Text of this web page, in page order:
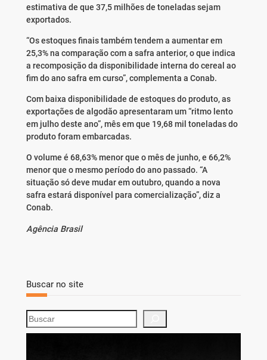
estimativa de que 37,5 milhões de toneladas sejam
exportados.
“Os estoques finais também tendem a aumentar em
25,3% na comparação com a safra anterior, o que indica
a recomposição da disponibilidade interna do cereal ao
fim do ano safra em curso”, complementa a Conab.
Com baixa disponibilidade de estoques do produto, as
exportações de algodão apresentaram um “ritmo lento
em julho deste ano”, mês em que 19,68 mil toneladas do
produto foram embarcadas.
O volume é 68,63% menor que o mês de junho, e 66,2%
menor que o mesmo período do ano passado. “A
situação só deve mudar em outubro, quando a nova
safra estará disponível para comercialização”, diz a
Conab.
Agência Brasil
Buscar no site
S
e